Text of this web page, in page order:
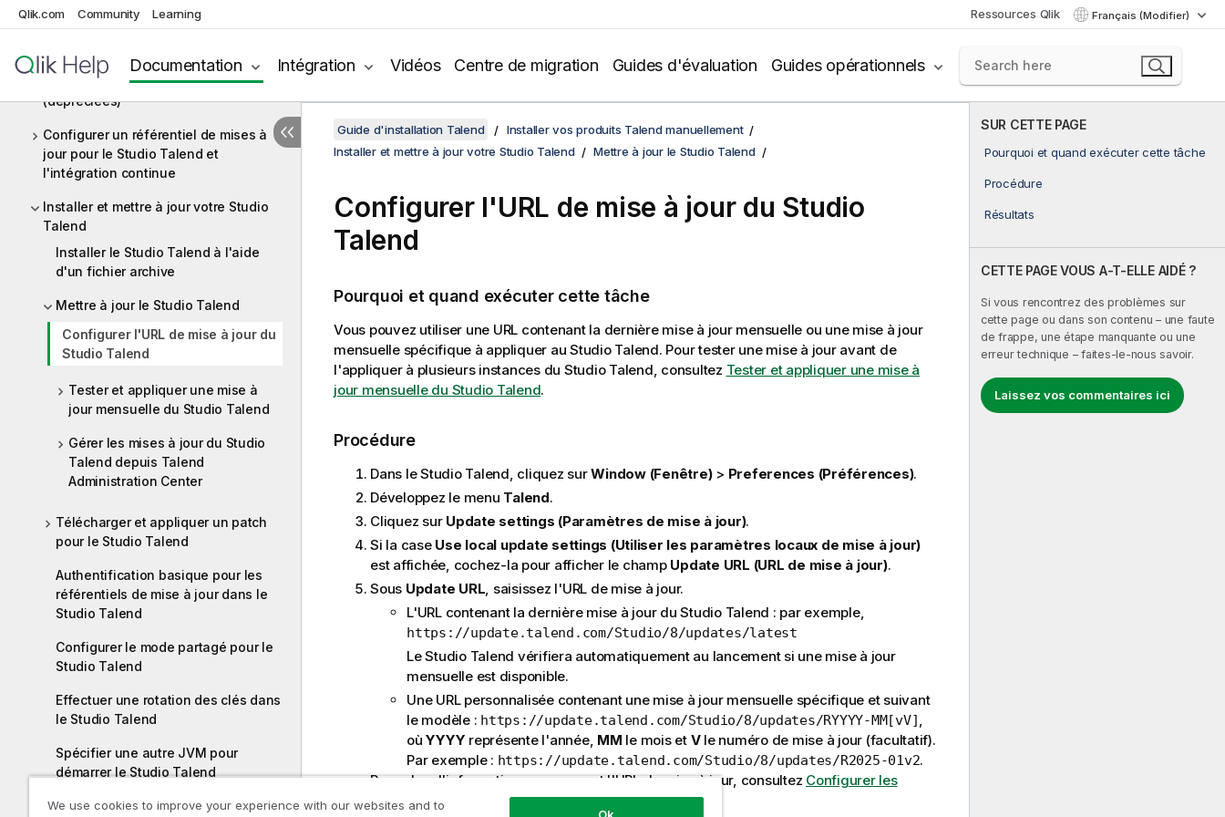
Qlik.com Community Learning Ressources Qlik Français (Modifier)
Documentation Intégration Vidéos Centre de migration Guides d'évaluation Guides opérationnels
Installer Talend Runtime
Installation et configuration des
modules de journalisation Talend
(dépréciées)
Configurer un référentiel de mises à
jour pour le Studio Talend et
l'intégration continue
Installer et mettre à jour votre Studio
Talend
Installer le Studio Talend à l'aide
d'un fichier archive
Mettre à jour le Studio Talend
Configurer l'URL de mise à jour du
Studio Talend
Tester et appliquer une mise à
jour mensuelle du Studio Talend
Gérer les mises à jour du Studio
Talend depuis Talend
Administration Center
Télécharger et appliquer un patch
pour le Studio Talend
Authentification basique pour les
référentiels de mise à jour dans le
Studio Talend
Configurer le mode partagé pour le
Studio Talend
Effectuer une rotation des clés dans
le Studio Talend
Spécifier une autre JVM pour
démarrer le Studio Talend
Configurer un chemin JDK pour
SUR CETTE PAGE
Pourquoi et quand exécuter cette tâche
Procédure
Résultats
CETTE PAGE VOUS A-T-ELLE AIDÉ ?
Si vous rencontrez des problèmes sur
cette page ou dans son contenu – une faute
de frappe, une étape manquante ou une
erreur technique – faites-le-nous savoir.
Laissez vos commentaires ici
Guide d'installation Talend
Installer vos produits Talend manuellement
Installer et mettre à jour votre Studio Talend
Mettre à jour le Studio Talend
Configurer l'URL de mise à jour du Studio
Talend
Pourquoi et quand exécuter cette tâche
Vous pouvez utiliser une URL contenant la dernière mise à jour mensuelle ou une mise à jour
mensuelle spécifique à appliquer au Studio Talend. Pour tester une mise à jour avant de
l'appliquer à plusieurs instances du Studio Talend, consultez Tester et appliquer une mise à
jour mensuelle du Studio Talend.
Procédure
Dans leStudio Talend, cliquez surWindow (Fenêtre)> Preferences (Préférences).
Développez le menu Talend.
Cliquez sur Update settings (Paramètres de mise à jour).
Si la case Use local update settings (Utiliser les paramètres locaux de mise à jour)
est affichée, cochez-la pour afficher le champ Update URL (URL de mise à jour).
Sous Update URL, saisissez l'URL de mise à jour.
L'URL contenant la dernière mise à jour duStudio Talend : par exemple,
https://update.talend.com/Studio/8/updates/latest
LeStudio Talend vérifiera automatiquement au lancement si une mise à jour
mensuelle est disponible.
Une URL personnalisée contenant une mise à jour mensuelle spécifique et suivant
le modèle : https://update.talend.com/Studio/8/updates/RYYYY-MM[vV],
oùYYYY représente l'année, MM le mois et Vle numéro de mise à jour (facultatif).
Par exemple : https://update.talend.com/Studio/8/updates/R2025-01v2.
Pour plus d'informations concernant l'URL de mise à jour, consultez Configurer les
référentiels de mise à jour.
We use cookies to improve your experience with our websites and to